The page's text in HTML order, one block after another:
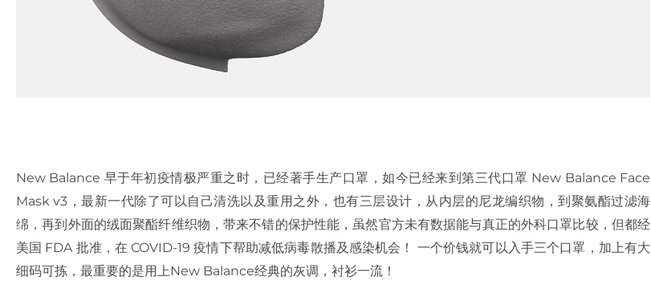
New Balance 早于年初疫情极严重之时，已经著手生产口罩，如今已经来到第三代口罩 New Balance Face
Mask v3 ，最新一代除了可以自己清洗以及重用之外，也有三层设计，从内层的尼龙编织物，到聚氨酯过滤海
绵，再到外面的绒面聚酯纤维织物，带来不错的保护性能，虽然官方未有数据能与真正的外科口罩比较，但都经
美国 FDA 批准，在COVID-19疫情下帮助减低病毒散播及感染机会！ 一个价钱就可以入手三个口罩，加上有大
细码可拣，最重要的是用上New Balance经典的灰调，衬衫一流！